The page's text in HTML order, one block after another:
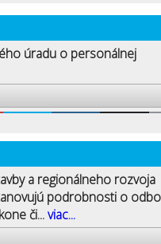
úradu o personálnej
a regionálneho rozvoja
podrobnosti o
či...viac...